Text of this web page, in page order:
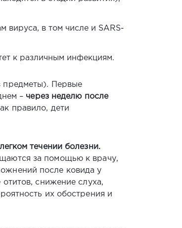
вируса, в том числе и SARS-
к различным инфекциям.
предметы). Первые
– через неделю после
правило, дети
течении болезни.
за помощью к врачу,
после ковида у
снижение слуха,
их обострения и